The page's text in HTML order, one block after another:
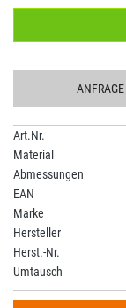
ANFRAGE
Art.Nr.
Material
Abmessungen
EAN
Marke
Hersteller
Herst.-Nr.
Umtausch